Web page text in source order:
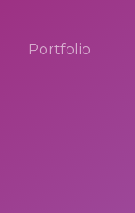
Portfolio